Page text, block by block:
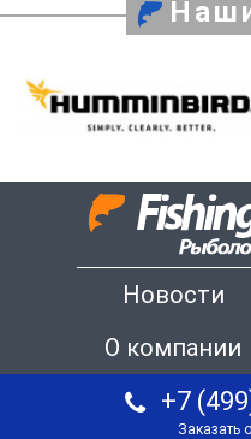
Новости
О компании
+7
Заказать